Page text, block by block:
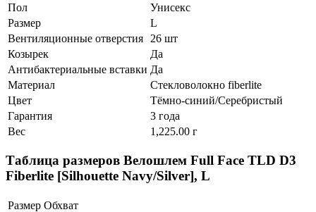
Пол
Унисекс
Размер
L
Вентиляционные отверстия
26 шт
Козырек
Да
Антибактериальные вставки Да
Материал
Стекловолокно fiberlite
Цвет
Тёмно-синий/Серебристый
Гарантия
3 года
Вес
1,225.00 г
Таблица размеров Велошлем Full Face TLD D3
Fiberlite [Silhouette Navy/Silver], L
Размер Обхват